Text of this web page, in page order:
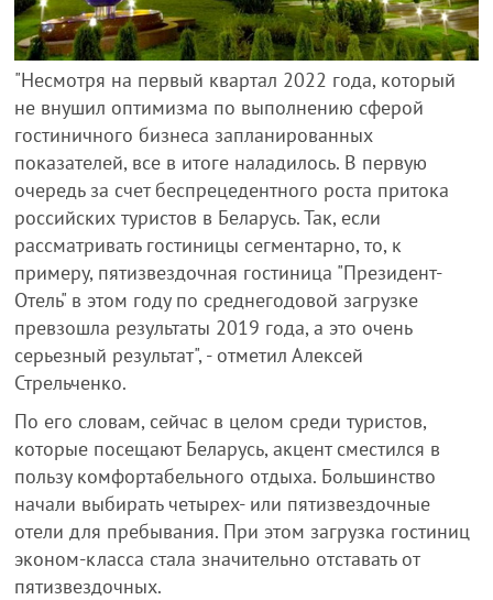
"Несмотря на первый квартал 2022 года, который
не внушил оптимизма по выполнению сферой
гостиничного бизнеса запланированных
показателей, все в итоге наладилось. В первую
очередь за счет беспрецедентного роста притока
российских туристов в Беларусь. Так, если
рассматривать гостиницы сегментарно, то, к
примеру, пятизвездочная гостиница "Президент-
Отель" в этом году по среднегодовой загрузке
превзошла результаты 2019 года, а это очень
серьезный результат", - отметил Алексей
Стрельченко.
По его словам, сейчас в целом среди туристов,
которые посещают Беларусь, акцент сместился в
пользу комфортабельного отдыха. Большинство
начали выбирать четырех- или пятизвездочные
отели для пребывания. При этом загрузка гостиниц
эконом-класса стала значительно отставать от
пятизвездочных.